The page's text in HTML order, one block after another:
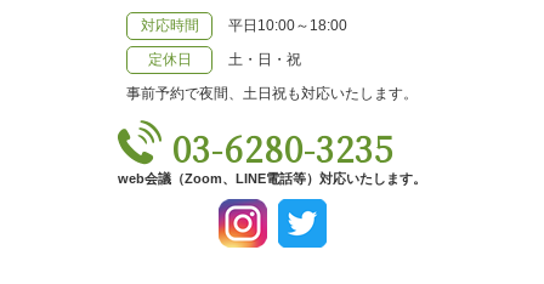
対応時間
平日10:00～18:00
定休日
土・日・祝
事前予約で夜間、土日祝も対応いたします。
03-6280-3235
web会議（Zoom、LINE電話等）対応いたします。